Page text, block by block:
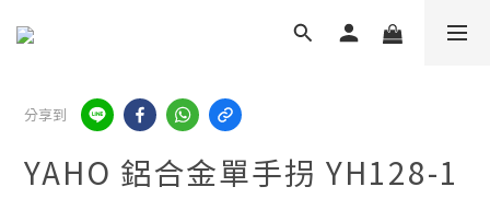
分享到
YAHO 鋁合金單手拐 YH128-1